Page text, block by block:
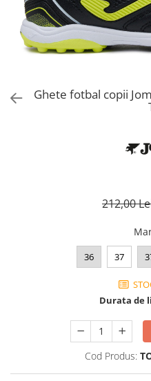
Bluze fotbal copii
Pantaloni lungi fotbal copii
Geci si veste fotbal copii
Imbracaminte fotbal femei
Sorturi fotbal femei
Ghete fotbal copii
212,00
36 37
Durata de
Cod Produs: